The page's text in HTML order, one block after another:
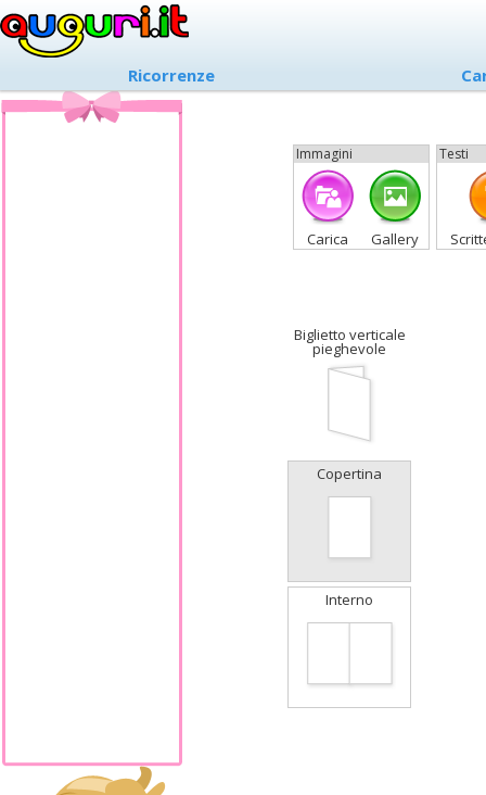
Ricorrenze
Immagini
Carica Gallery
Testi
Biglietto verticale
pieghevole
Copertina
Interno